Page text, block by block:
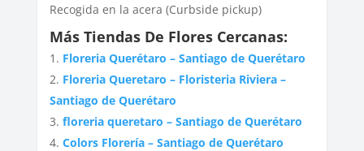
Recogida en la acera (Curbside pickup)
Más Tiendas De Flores Cercanas:
Floreria Querétaro – Santiago de Querétaro
Floreria Queretaro – Floristeria Riviera –
Santiago de Querétaro
floreria queretaro – Santiago de Querétaro
Colors Florería – Santiago de Querétaro